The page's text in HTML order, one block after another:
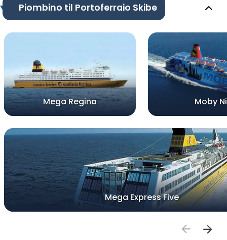
Piombino til Portoferraio Skibe
Mega Regina Moby
Mega Express Five